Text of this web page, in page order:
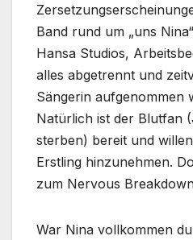
Band rund um „uns
Hansa Studios,
alles abgetrennt und
Sängerin aufgenommen
Natürlich ist der Blutfan
sterben) bereit und
Erstling hinzunehmen.
zum Nervous
War Nina vollkommen